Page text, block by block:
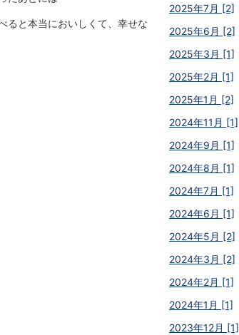
ると本当においしくて、幸せな
2025年7月 [2]
2025年6月 [2]
2025年3月 [1]
2025年2月 [1]
2025年1月 [2]
2024年11月 [1]
2024年9月 [1]
2024年8月 [1]
2024年7月 [1]
2024年6月 [1]
2024年5月 [2]
2024年3月 [2]
2024年2月 [1]
2024年1月 [1]
2023年12月 [1]